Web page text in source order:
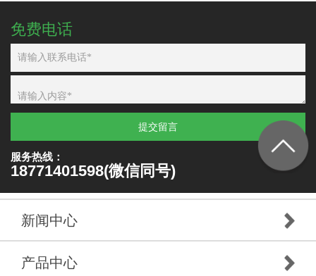
免费电话
提交留言
服务热线：
18771401598(微信同号)
新闻中心
产品中心